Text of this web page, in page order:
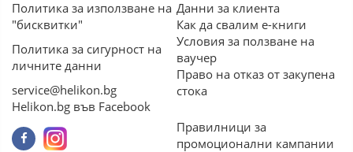
Политика за използване на
"бисквитки"
Политика за сигурност на
личните данни
service@helikon.bg
Helikon.bg във Facebook
Данни за клиента
Как да свалим е-книги
Условия за ползване на
ваучер
Право на отказ от закупена
стока
Правилници за
промоционални кампании